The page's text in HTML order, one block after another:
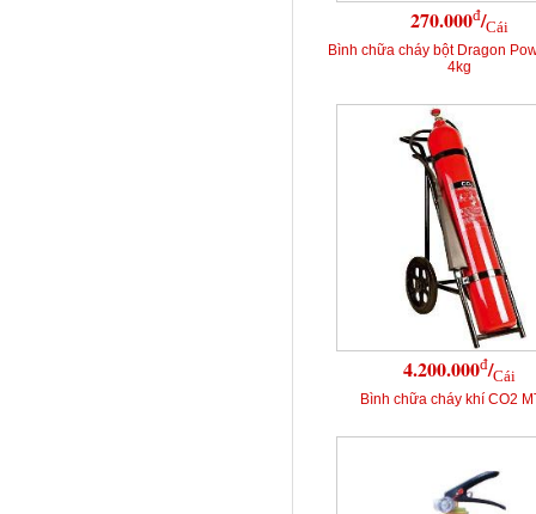
270.000đ/Cái
Bình chữa cháy bột Dragon
4kg
4.200.000đ/Cái
Bình chữa cháy khí CO2